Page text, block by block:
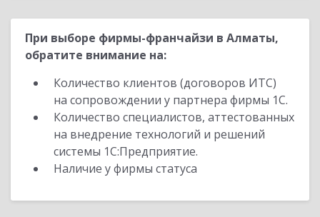
При выборе фирмы-франчайзи в Алматы,
обратите внимание на:
Количество клиентов (договоров ИТС)
на сопровождении у партнера фирмы 1С.
Количество специалистов, аттестованных
на внедрение технологий и решений
системы 1С:Предприятие.
Наличие у фирмы статуса